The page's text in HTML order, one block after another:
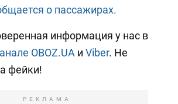
о пассажирах.
информация у нас в
OBOZ.UA и Viber. Не
фейки!
РЕКЛАМА